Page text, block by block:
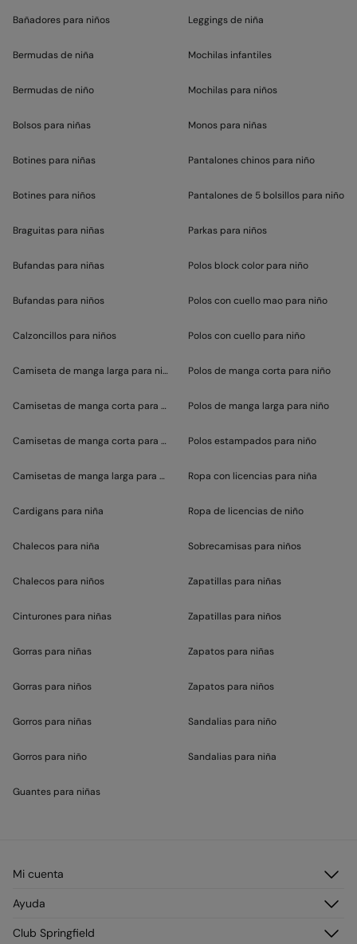
Bañadores para niños
Bermudas de niña
Bermudas de niño
Bolsos para niñas
Botines para niñas
Botines para niños
Braguitas para niñas
Bufandas para niñas
Bufandas para niños
Calzoncillos para niños
Camiseta de manga larga para niño
Camisetas de manga corta para niña
Camisetas de manga corta para niño
Camisetas de manga larga para niña
Cardigans para niña
Chalecos para niña
Chalecos para niños
Cinturones para niñas
Gorras para niñas
Gorras para niños
Gorros para niñas
Gorros para niño
Guantes para niñas
Leggings de niña
Mochilas infantiles
Mochilas para niños
Monos para niñas
Pantalones chinos para niño
Pantalones de 5 bolsillos para niño
Parkas para niños
Polos block color para niño
Polos con cuello mao para niño
Polos con cuello para niño
Polos de manga corta para niño
Polos de manga larga para niño
Polos estampados para niño
Ropa con licencias para niña
Ropa de licencias de niño
Sobrecamisas para niños
Zapatillas para niñas
Zapatillas para niños
Zapatos para niñas
Zapatos para niños
Sandalias para niño
Sandalias para niña
Mi cuenta
Registrarme
Direcciones de envío
Ayuda
Club Springfield